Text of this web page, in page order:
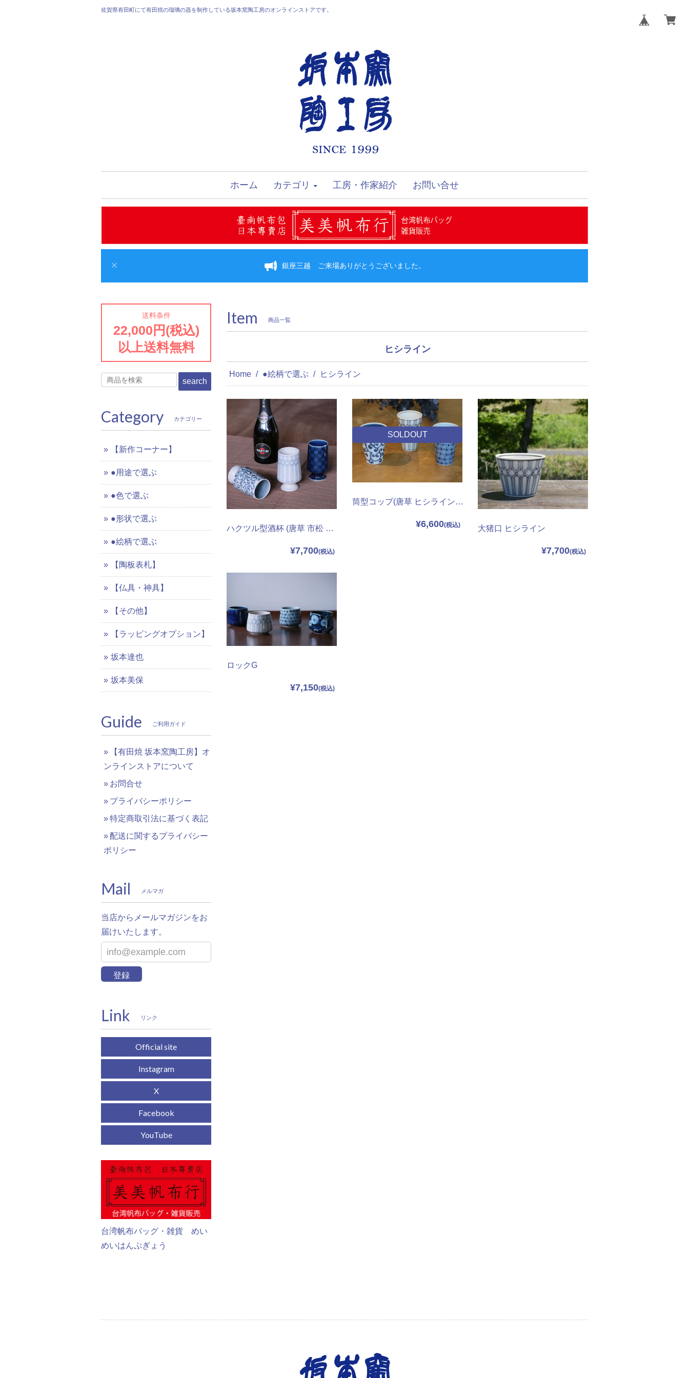
佐賀県有田町にて有田焼の瑠璃の器を制作している坂本窯陶工房のオンラインストアです。
ホーム カテゴリ 工房・作家紹介 お問い合せ
銀座三越 ご来場ありがとうございました。
Item 商品一覧
ヒシライン
Home ●絵柄で選ぶ ヒシライン
ハクツル型酒杯 (唐草 市松 ヒシライン)
¥7,700
SOLDOUT
筒型コップ(唐草 ヒシライン マツモン) 1客
¥6,600 大猪口 ヒシライン
¥7,700
ロックG
¥7,150
送料条件
22,000円(税込)
以上送料無料
search
Category カテゴリー
【新作コーナー】
●用途で選ぶ
●色で選ぶ
●形状で選ぶ
●絵柄で選ぶ
【陶板表札】
【仏具・神具】
【その他】
【ラッピングオプション】
坂本達也
坂本美保
Guide ご利用ガイド
【有田焼 坂本窯陶工房】オ
ンラインストアについて
お問合せ
プライバシーポリシー
特定商取引法に基づく表記
配送に関するプライバシー
ポリシー
Mail メルマガ
当店からメールマガジンをお
届けいたします。
登録
Link リンク
Official site
Instagram
X
Facebook
YouTube
台湾帆布バッグ・雑貨 めい
めいはんぷぎょう